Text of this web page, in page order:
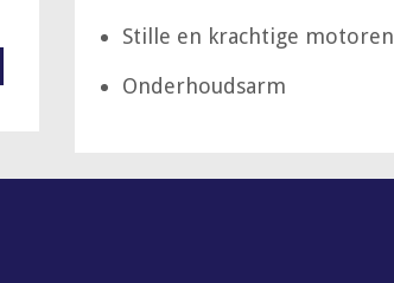
Stille en krachtige motoren
Onderhoudsarm